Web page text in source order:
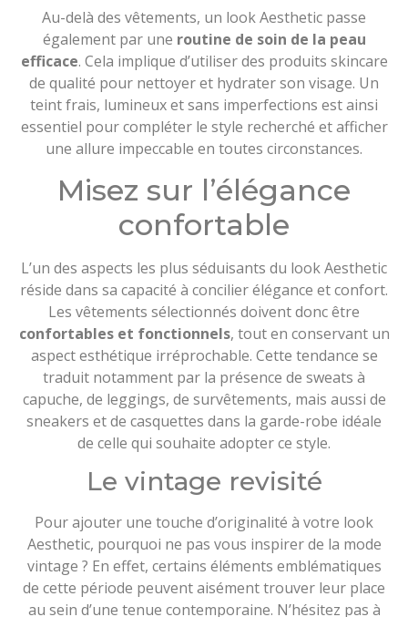
Au-delà des vêtements, un look Aesthetic passe
également par une routine de soin de la peau
efficace. Cela implique d’utiliser des produits skincare
de qualité pour nettoyer et hydrater son visage. Un
teint frais, lumineux et sans imperfections est ainsi
essentiel pour compléter le style recherché et afficher
une allure impeccable en toutes circonstances.
Misez sur l’élégance
confortable
L’un des aspects les plus séduisants du look Aesthetic
réside dans sa capacité à concilier élégance et confort.
Les vêtements sélectionnés doivent donc être
confortables et fonctionnels, tout en conservant un
aspect esthétique irréprochable. Cette tendance se
traduit notamment par la présence de sweats à
capuche, de leggings, de survêtements, mais aussi de
sneakers et de casquettes dans la garde-robe idéale
de celle qui souhaite adopter ce style.
Le vintage revisité
Pour ajouter une touche d’originalité à votre look
Aesthetic, pourquoi ne pas vous inspirer de la mode
vintage ? En effet, certains éléments emblématiques
de cette période peuvent aisément trouver leur place
au sein d’une tenue contemporaine. N’hésitez pas à